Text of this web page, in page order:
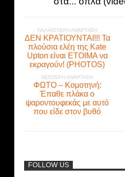
ΠΑΛΑΙΌΤΕΡΗ ΑΝΆΡΤΗΣΗ
ΔΕΝ ΚΡΑΤΙΟΥΝΤΑΙ!!! Τα
πλούσια ελέη της Kate
Upton είναι ΕΤΟΙΜΑ να
εκραγούν! (PHOTOS)
ΝΕΌΤΕΡΗ ΑΝΆΡΤΗΣΗ
ΦΩΤΟ – Κομοτηνή:
Έπαθε πλάκα ο
ψαροντουφεκάς με αυτό
που είδε στον βυθό
FOLLOW US